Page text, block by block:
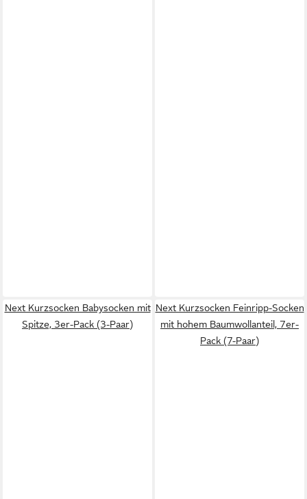
Next Kurzsocken Babysocken mit
Spitze, 3er-Pack (3-Paar)
Next Kurzsocken Feinripp-Socken
mit hohem Baumwollanteil, 7er-
Pack (7-Paar)